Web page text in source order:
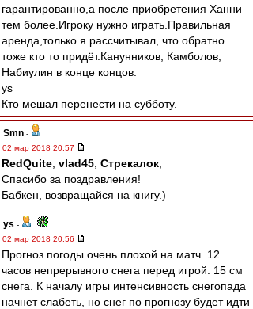
гарантированно,а после приобретения Ханни
тем более.Игроку нужно играть.Правильная
аренда,только я рассчитывал, что обратно
тоже кто то придёт.Канунников, Камболов,
Набиулин в конце концов.
ys
Кто мешал перенести на субботу.
Smn -
02 мар 2018 20:57
RedQuite vlad45 Стрекалок
Спасибо за поздравления!
Бабкен, возвращайся на книгу.)
ys -
02 мар 2018 20:56
Прогноз погоды очень плохой на матч. 12
часов непрерывного снега перед игрой. 15 см
снега. К началу игры интенсивность снегопада
начнет слабеть, но снег по прогнозу будет идти